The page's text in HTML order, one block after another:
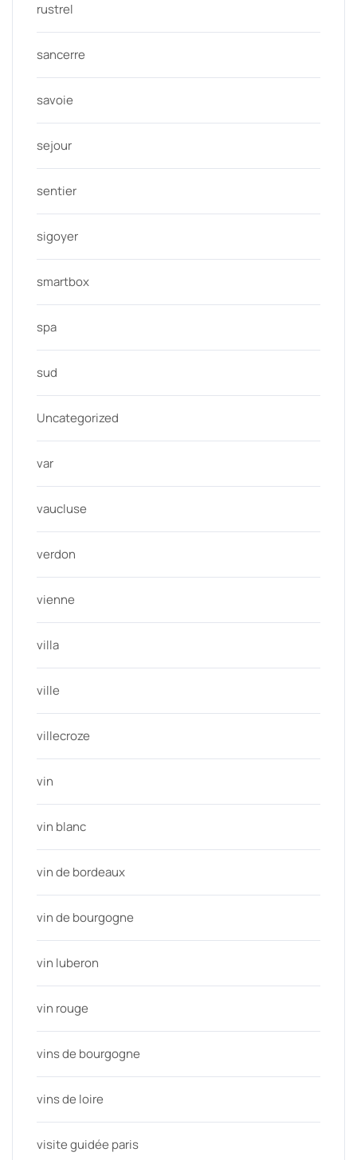
rustrel
sancerre
savoie
sejour
sentier
sigoyer
smartbox
spa
sud
Uncategorized
var
vaucluse
verdon
vienne
villa
ville
villecroze
vin
vin blanc
vin de bordeaux
vin de bourgogne
vin luberon
vin rouge
vins de bourgogne
vins de loire
visite guidée paris